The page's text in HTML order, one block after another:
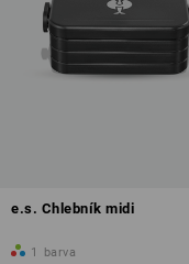
e.s. Chlebník midi
1 barva